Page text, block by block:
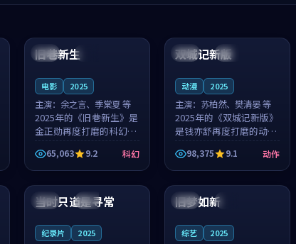
英国
旧巷新生
电影 2025
主演： 余之言、季棠夏 等
2025年的《旧巷新生》是
金正勋再度打磨的科幻佳
作。英国的取景与雨夜物
语的氛围相互成就，余之
言与季棠夏的对手戏自然
克制，让整部影片在悬念
与温度之...
65,063 9.2 科幻
中国 独播
双城记新版
动漫 2025
主演： 苏柏然、樊清晏 等
2025年的《双城记新版》
是钱亦舒再度打磨的动作
佳作。中国大陆的取景与
沙漠探险的氛围相互成
就，苏柏然与樊清晏的对
手戏自然克制，让整部影
片在悬念与...
98,375 9.1 动作
泰国 杜比
99:32
当时只道是寻常
纪录片 2025
中国
99:08
旧梦如新
综艺 2025